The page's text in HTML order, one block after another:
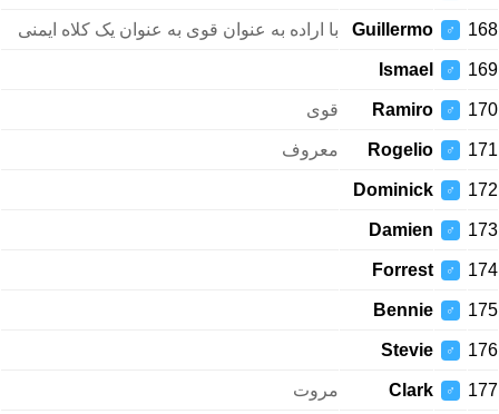
168
♂
Guillermo با اراده به عنوان قوی به عنوان یک کلاه ایمنی
169
♂
Ismael
170
♂
Ramiro قوی
171
♂
Rogelio معروف
172
♂
Dominick
173
♂
Damien
174
♂
Forrest
175
♂
Bennie
176
♂
Stevie
177
♂
Clark مروت